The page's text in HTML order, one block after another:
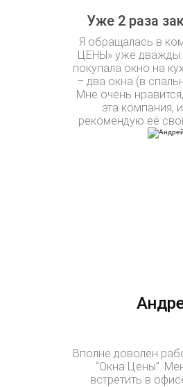
Уже 2 раза
Я обращалась в
ЦЕНЫ» уже дважды.
покупала окно на
– два окна (в
Мне очень
эта компания,
рекомендую её
Вполне доволен
“Окна Цены”.
встретить в